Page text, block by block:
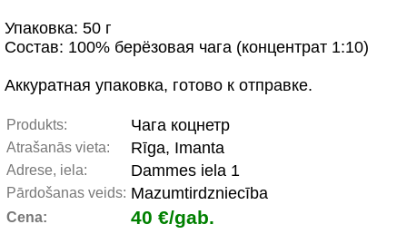
Упаковка: 50 г
Состав: 100% берёзовая чага (концентрат 1:10)
Аккуратная упаковка, готово к отправке.
Produkts: Чага коцнетр
Atrašanās vieta: Rīga, Imanta
Adrese, iela: Dammes iela 1
Pārdošanas veids: Mazumtirdzniecība
Cena: 40 €/gab.